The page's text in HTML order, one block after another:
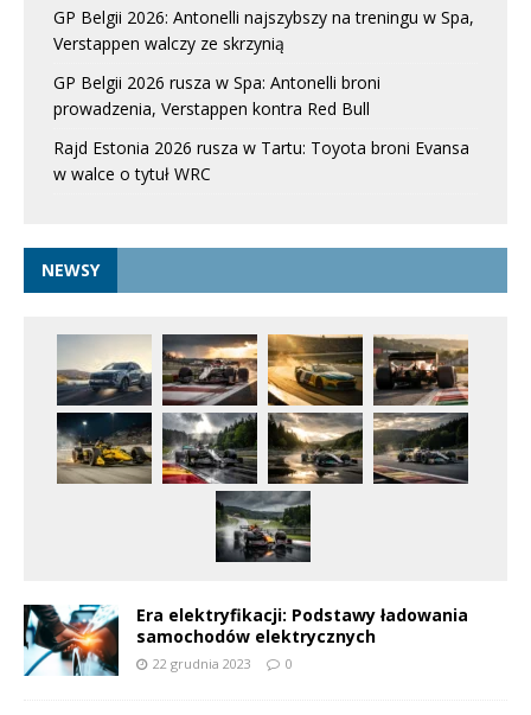
GP Belgii 2026: Antonelli najszybszy na treningu w Spa,
Verstappen walczy ze skrzynią
GP Belgii 2026 rusza w Spa: Antonelli broni
prowadzenia, Verstappen kontra Red Bull
Rajd Estonia 2026 rusza w Tartu: Toyota broni Evansa
w walce o tytuł WRC
NEWSY
Era elektryfikacji: Podstawy ładowania
samochodów elektrycznych
22 grudnia 2023 0